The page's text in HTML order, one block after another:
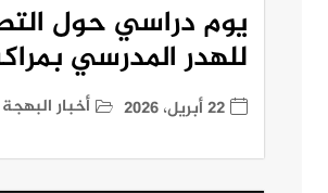
يوم دراسي حول
للهدر المدرسي
22 أبريل، 2026 أخبار البهجة